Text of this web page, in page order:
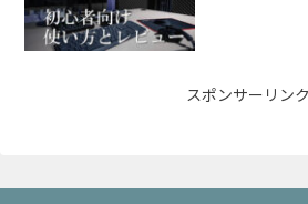
スポンサーリンク